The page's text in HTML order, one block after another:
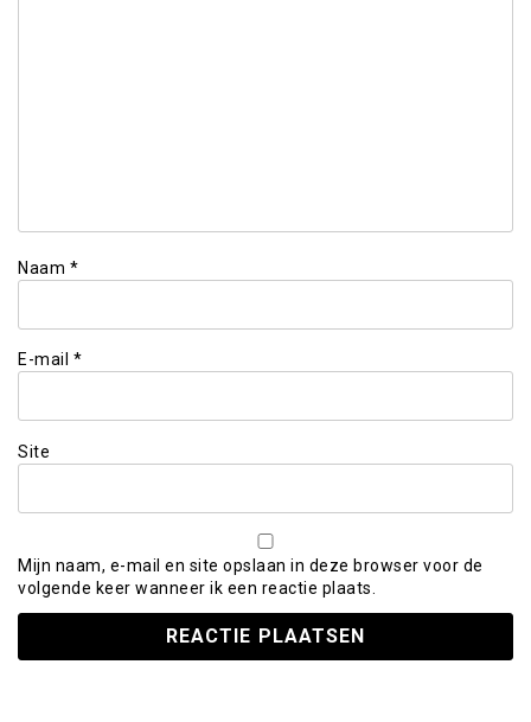
Naam *
E-mail *
Site
Mijn naam, e-mail en site opslaan in deze browser voor de
volgende keer wanneer ik een reactie plaats.